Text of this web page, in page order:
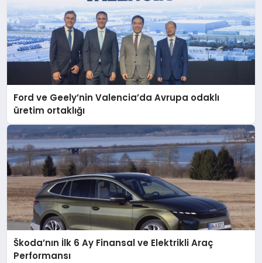
Ford ve Geely’nin Valencia’da Avrupa odaklı
üretim ortaklığı
Škoda’nın İlk 6 Ay Finansal ve Elektrikli Araç
Performansı